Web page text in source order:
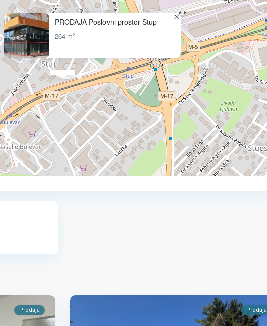
PRODAJA Poslovni prostor Stup
264 m2
Prodaja Prodaja